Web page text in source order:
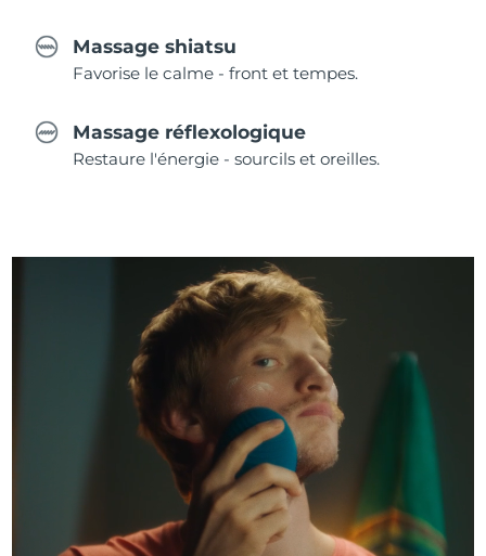
Massage shiatsu
Favorise le calme - front et tempes.
Massage réflexologique
Restaure l'énergie - sourcils et oreilles.